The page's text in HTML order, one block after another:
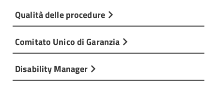
Qualità delle procedure
Comitato Unico di Garanzia
Disability Manager